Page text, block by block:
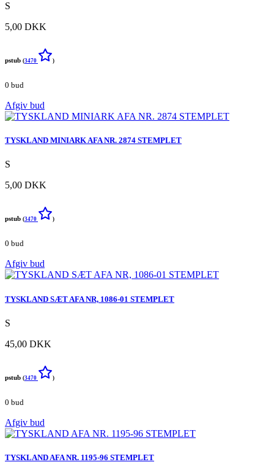
S
5,00 DKK
pstub (3470 )
0 bud
Afgiv bud
TYSKLAND MINIARK AFA NR. 2874 STEMPLET
S
5,00 DKK
pstub (3470 )
0 bud
Afgiv bud
TYSKLAND SÆT AFA NR, 1086-01 STEMPLET
S
45,00 DKK
pstub (3470 )
0 bud
Afgiv bud
TYSKLAND AFA NR. 1195-96 STEMPLET